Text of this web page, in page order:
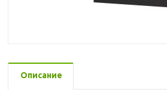
Описание